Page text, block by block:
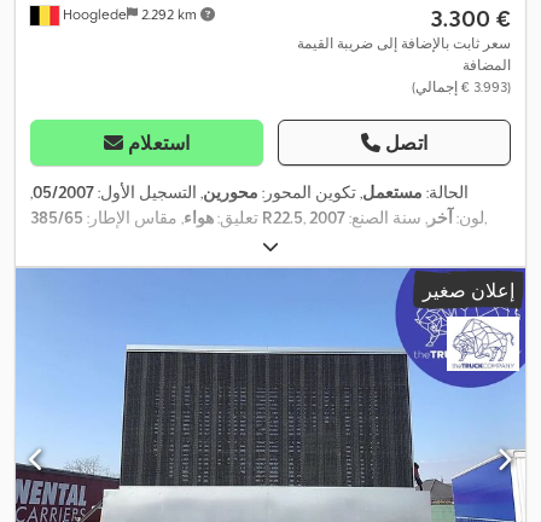
Hooglede 2.292 km ‏3.300 €
سعر ثابت بالإضافة إلى ضريبة القيمة
المضافة
(‏3.993 € إجمالي)
استعلام اتصل
الحالة: مستعمل, تكوين المحور: محورين, التسجيل الأول:05/2007
,
تعليق:هواء, مقاس الإطار: 385/65 R22.5 , لون:آخر , سنة الصنع:2007 ,
إعلان صغير